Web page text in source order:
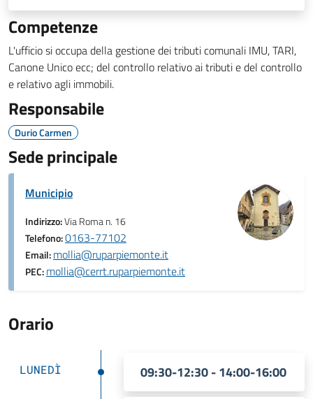
Competenze
L'ufficio si occupa della gestione dei tributi comunali IMU, TARI,
Canone Unico ecc; del controllo relativo ai tributi e del controllo
e relativo agli immobili.
Responsabile
Durio Carmen
Sede principale
Municipio
Indirizzo:Via Roma n. 16
Telefono:0163-77102
Email:mollia@ruparpiemonte.it
PEC:mollia@cerrt.ruparpiemonte.it
Orario
LUNEDÌ 09:30-12:30 - 14:00-16:00